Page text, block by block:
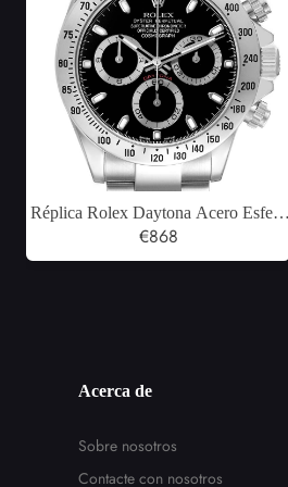
Réplica Rolex Daytona Acero Esfera
negra Reloj para hombre 116520
€868
Acerca de
Sobre nosotros
Contacte con nosotros